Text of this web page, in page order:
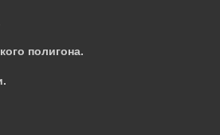
полигона.